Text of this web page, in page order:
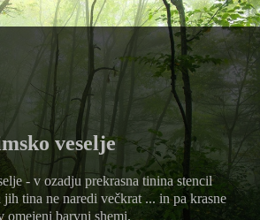
veselje
- v ozadju prekrasna tinina stencil
jih tina ne naredi večkrat ... in pa krasne
omejeni barvni shemi.